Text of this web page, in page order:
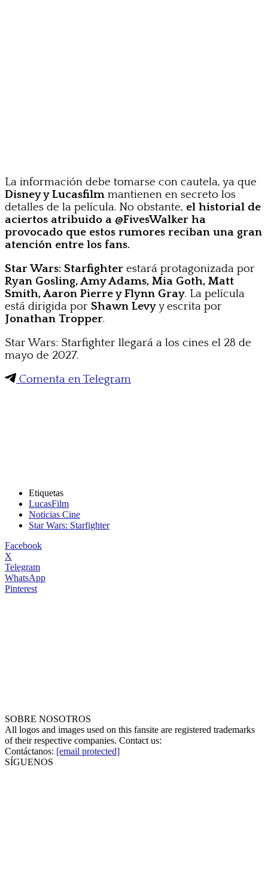
La información debe tomarse con cautela, ya que
Disney y Lucasfilm mantienen en secreto los
detalles de la película. No obstante, el historial de
aciertos atribuido a @FivesWalker ha
provocado que estos rumores reciban una gran
atención entre los fans.
Star Wars: Starfighter estará protagonizada por
Ryan Gosling, Amy Adams, Mia Goth, Matt
Smith, Aaron Pierre y Flynn Gray. La película
está dirigida por Shawn Levyy escrita por
Jonathan Tropper.
Star Wars: Starfighter llegará a los cines el 28 de
mayo de 2027.
Comenta en Telegram
Etiquetas
LucasFilm
Noticias Cine
Star Wars: Starfighter
Facebook
X
Telegram
WhatsApp
Pinterest
SOBRE NOSOTROS
All logos and images used on this fansite are registered trademarks
of their respective companies. Contact us:
Contáctanos: [email protected]
SÍGUENOS